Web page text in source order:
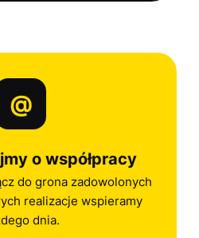
@
o współpracy
do grona zadowolonych
realizacje wspieramy
dnia.